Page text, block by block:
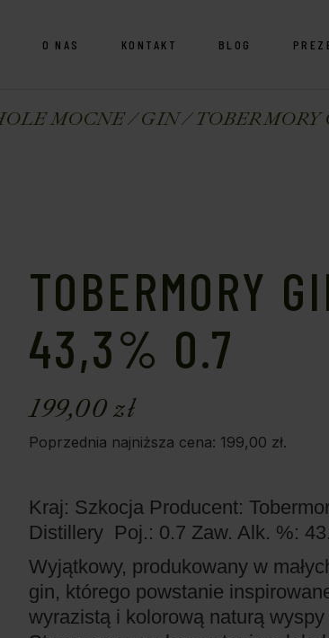
O NAS KONTAKT BLOG
MOCNE GIN TOBERMORY
TOBERMORY
43,3% 0.7
199,00zł
Poprzednia najniższa cena: 199,00 zł.
Kraj: Szkocja Producent:
Distillery Poj.: 0.7 Zaw. Alk. %:
Wyjątkowy, produkowany w
gin, którego powstanie
wyrazistą i kolorową naturą wyspy